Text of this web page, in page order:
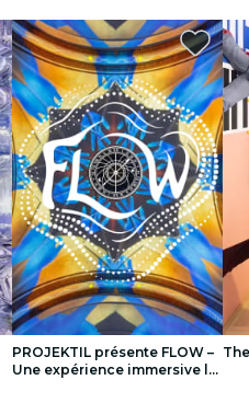
villes
PROJEKTIL présente FLOW –
Une expérience immersive le